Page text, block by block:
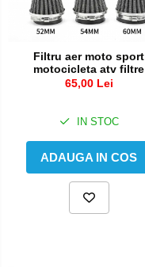
Filtru aer moto sport
motocicleta atv filtre
65,00 Lei
IN STOC
ADAUGA IN COS